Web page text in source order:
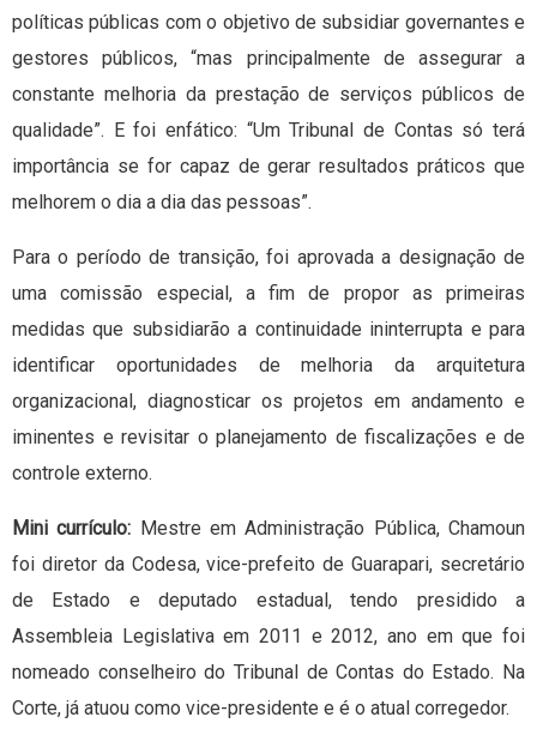
políticas públicas com o objetivo de subsidiar governantes e
gestores públicos, “mas principalmente de assegurar a
constante melhoria da prestação de serviços públicos de
qualidade”. E foi enfático: “Um Tribunal de Contas só terá
importância se for capaz de gerar resultados práticos que
melhorem o dia a dia das pessoas”.
Para o período de transição, foi aprovada a designação de
uma comissão especial, a fim de propor as primeiras
medidas que subsidiarão a continuidade ininterrupta e para
identificar oportunidades de melhoria da arquitetura
organizacional, diagnosticar os projetos em andamento e
iminentes e revisitar o planejamento de fiscalizações e de
controle externo.
Mini currículo: Mestre em Administração Pública, Chamoun
foi diretor da Codesa, vice-prefeito de Guarapari, secretário
de Estado e deputado estadual, tendo presidido a
Assembleia Legislativa em 2011 e 2012, ano em que foi
nomeado conselheiro do Tribunal de Contas do Estado. Na
Corte, já atuou como vice-presidente e é o atual corregedor.